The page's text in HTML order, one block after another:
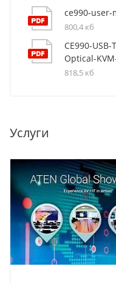
ce990-user-
800,4 кб
CE990-
Optical-
818,5 кб
Услуги